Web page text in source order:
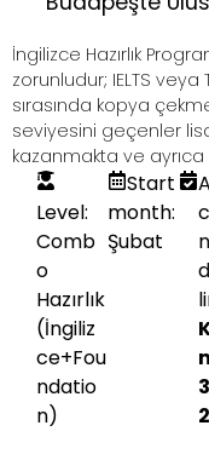
İngilizce Hazırlık
zorunludur; IELTS veya
sırasında kopya
seviyesini geçenler
kazanmakta ve ayrıca
Level:
Comb
o
Hazırlık
(İngiliz
ce+Fou
ndatio
n)
Start
month:
Şubat
n